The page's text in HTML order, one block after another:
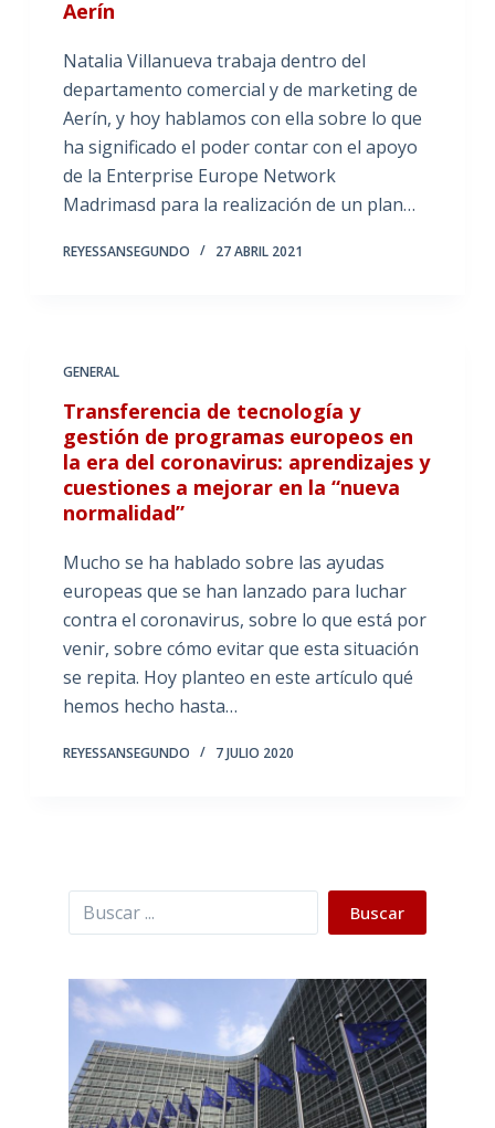
Aerín
Natalia Villanueva trabaja dentro del
departamento comercial y de marketing de
Aerín, y hoy hablamos con ella sobre lo que
ha significado el poder contar con el apoyo
de la Enterprise Europe Network
Madrimasd para la realización de un plan…
REYESSANSEGUNDO 27 ABRIL 2021
GENERAL
Transferencia de tecnología y
gestión de programas europeos en
la era del coronavirus: aprendizajes y
cuestiones a mejorar en la “nueva
normalidad”
Mucho se ha hablado sobre las ayudas
europeas que se han lanzado para luchar
contra el coronavirus, sobre lo que está por
venir, sobre cómo evitar que esta situación
se repita. Hoy planteo en este artículo qué
hemos hecho hasta…
REYESSANSEGUNDO 7 JULIO 2020
Buscar Buscar